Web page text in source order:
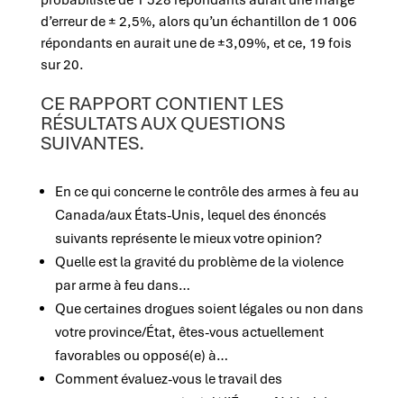
d’erreur de ± 2,5%, alors qu’un échantillon de 1 006
répondants en aurait une de ±3,09%, et ce, 19 fois
sur 20.
CE RAPPORT CONTIENT LES
RÉSULTATS AUX QUESTIONS
SUIVANTES.
En ce qui concerne le contrôle des armes à feu au
Canada/aux États-Unis, lequel des énoncés
suivants représente le mieux votre opinion?
Quelle est la gravité du problème de la violence
par arme à feu dans…
Que certaines drogues soient légales ou non dans
votre province/État, êtes-vous actuellement
favorables ou opposé(e) à…
Comment évaluez-vous le travail des